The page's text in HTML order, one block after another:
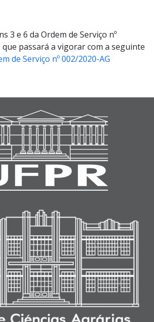
3 e 6 da Ordem de Serviço nº
que passará a vigorar com a seguinte
de Serviço nº 002/2020-AG